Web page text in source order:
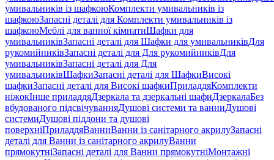
умивальників із шафкоюКомплекти умивальників із
шафкоюЗапасні деталі для Комплекти умивальників із
шафкоюМеблі для ванної кімнатиШафки для
умивальниківЗапасні деталі для Шафки для умивальниківДля
рукомийниківЗапасні деталі для Для рукомийниківДля
умивальниківЗапасні деталі для Для
умивальниківШафкиЗапасні деталі для ШафкиВисокі
шафкиЗапасні деталі для Високі шафкиПриладдяКомплекти
ніжокІнше приладдяДзеркала та дзеркальні шафиДзеркалаБез
вбудованого підсвічуванняДушові системи та ванниДушові
системиДушові піддони та душові
поверхніПриладдяВанниВанни із санітарного акрилуЗапасні
деталі для Ванни із санітарного акрилуВанни
прямокутніЗапасні деталі для Ванни прямокутніМонтажні